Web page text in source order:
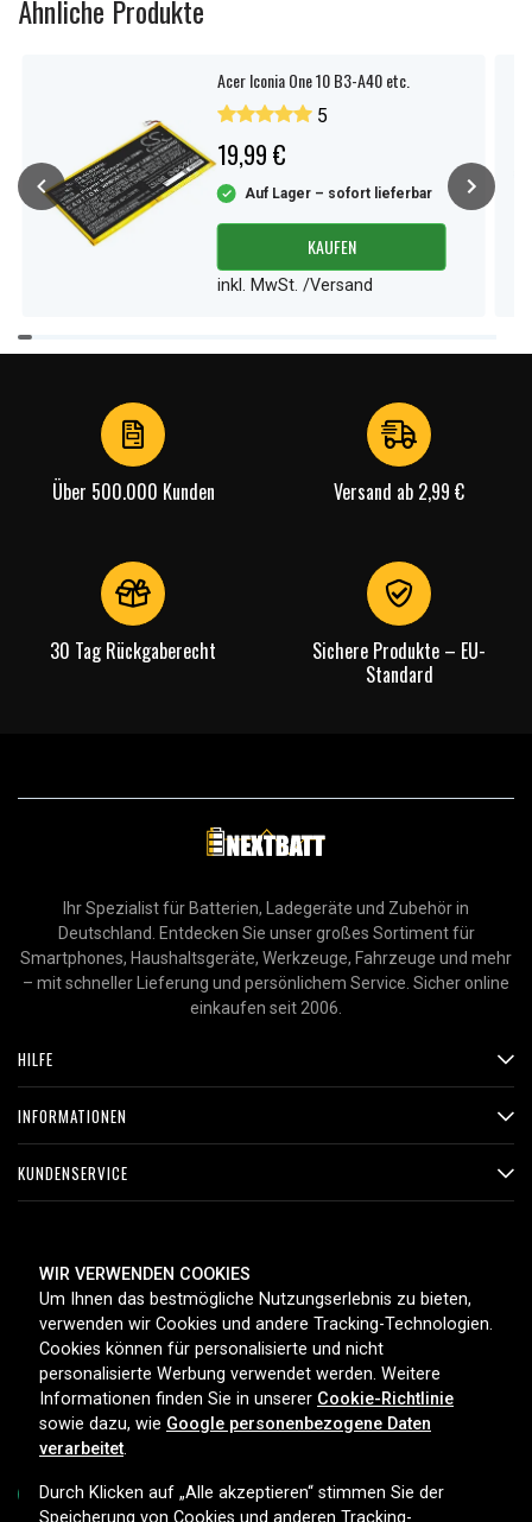
Ähnliche Produkte
Acer Iconia One 10 B3-A40 etc.
5
19,99 €
Auf Lager – sofort lieferbar
KAUFEN
inkl. MwSt. /Versand
Item
1
Über 500.000 Kunden Versand ab 2,99 €
30 Tag Rückgaberecht
Sichere Produkte – EU-
Standard
Ihr Spezialist für Batterien, Ladegeräte und Zubehör in
Deutschland. Entdecken Sie unser großes Sortiment für
Smartphones, Haushaltsgeräte, Werkzeuge, Fahrzeuge und mehr
– mit schneller Lieferung und persönlichem Service. Sicher online
einkaufen seit 2006.
HILFE
INFORMATIONEN
KUNDENSERVICE
ZAHLUNGSMETHODEN
LIEFEROPTIONEN
WIR VERWENDEN COOKIES
Um Ihnen das bestmögliche Nutzungserlebnis zu bieten,
verwenden wir Cookies und andere Tracking-Technologien.
Cookies können für personalisierte und nicht
personalisierte Werbung verwendet werden. Weitere
Informationen finden Sie in unserer Cookie-Richtlinie
sowie dazu, wie Google personenbezogene Daten
verarbeitet.
Durch Klicken auf „Alle akzeptieren“ stimmen Sie der
Speicherung von Cookies und anderen Tracking-